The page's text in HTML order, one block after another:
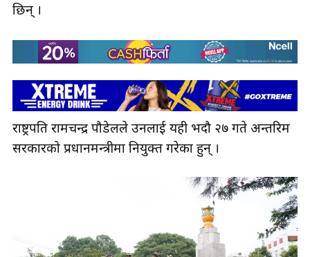
छिन् ।
राष्ट्रपति रामचन्द्र पौडेलले उनलाई यही भदौ २७ गते अन्तरिम
सरकारको प्रधानमन्त्रीमा नियुक्त गरेका हुन् ।